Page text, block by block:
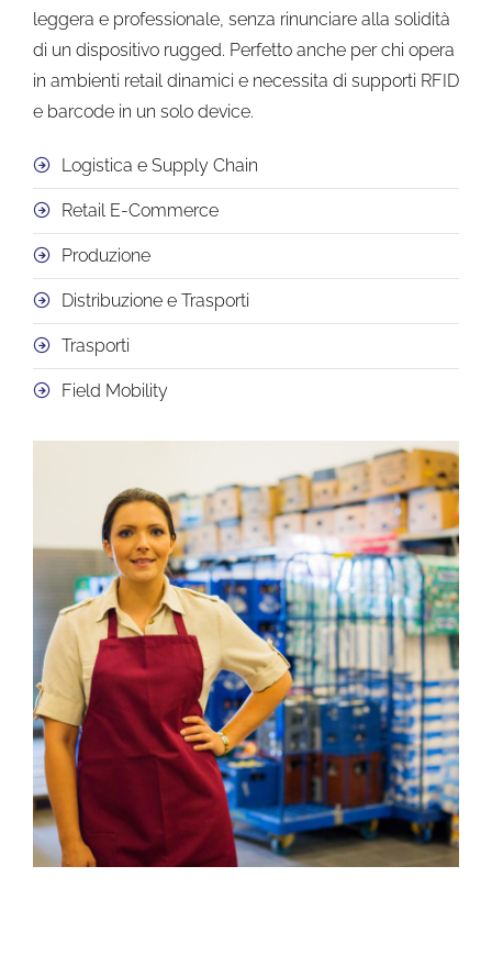
leggera e professionale, senza rinunciare alla solidità
di un dispositivo rugged. Perfetto anche per chi opera
in ambienti retail dinamici e necessita di supporti RFID
e barcode in un solo device.
Logistica e Supply Chain
Retail E-Commerce
Produzione
Distribuzione e Trasporti
Trasporti
Field Mobility